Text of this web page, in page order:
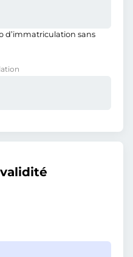
d’immatriculation sans